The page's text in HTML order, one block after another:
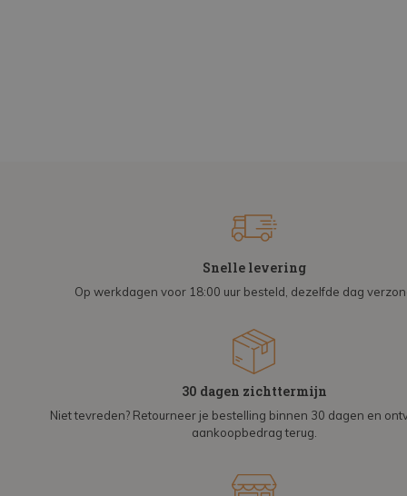
Snelle levering
Op werkdagen voor 18:00 uur besteld, dezelfde dag
30 dagen zichttermijn
Niet tevreden? Retourneer je bestelling binnen 30 dagen en
aankoopbedrag terug.